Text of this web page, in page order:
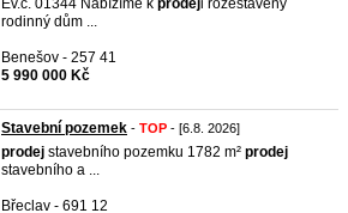
Ev.č. 01344 Nabízíme k prodeji rozestavěný
rodinný dům ...
Benešov - 257 41
5 990 000 Kč
Stavební pozemek - TOP - [6.8. 2026]
prodej stavebního pozemku 1782 m² prodej
stavebního a ...
Břeclav - 691 12